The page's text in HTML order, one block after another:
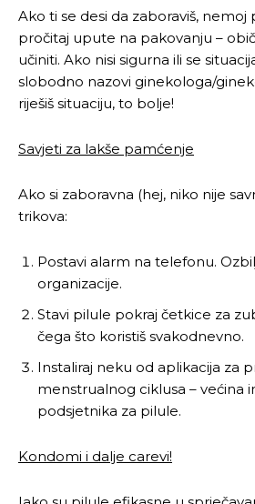
Ako ti se desi da zaboraviš, nemoj
pročitaj upute na pakovanju –
učiniti. Ako nisi sigurna ili se
slobodno nazovi ginekologa/
riješiš situaciju, to bolje!
Savjeti za lakše pamćenje
Ako si zaboravna (hej, niko nije
trikova:
Postavi alarm na telefonu.
organizacije.
Stavi pilule pokraj četkice za
čega što koristiš svakodnevno.
Instaliraj neku od aplikacija za
menstrualnog ciklusa – većina
podsjetnika za pilule.
Kondomi i dalje carevi!